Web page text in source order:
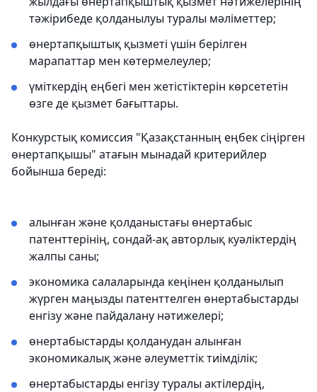
тәжірибеде қолданылуы туралы мәліметтер;
өнертапқыштық қызметі үшін берілген
марапаттар мен көтермелеулер;
үміткердің еңбегі мен жетістіктерін көрсететін
өзге де қызмет бағыттары.
Конкурстық комиссия "Қазақстанның еңбек сіңірген
өнертапқышы" атағын мынадай критерийлер
бойынша береді:
алынған және қолданыстағы өнертабыс
патенттерінің, сондай-ақ авторлық куәліктердің
жалпы саны;
экономика салаларында кеңінен қолданылып
жүрген маңызды патенттелген өнертабыстарды
енгізу және пайдалану нәтижелері;
өнертабыстарды қолданудан алынған
экономикалық және әлеуметтік тиімділік;
өнертабыстарды енгізу туралы актілердің,